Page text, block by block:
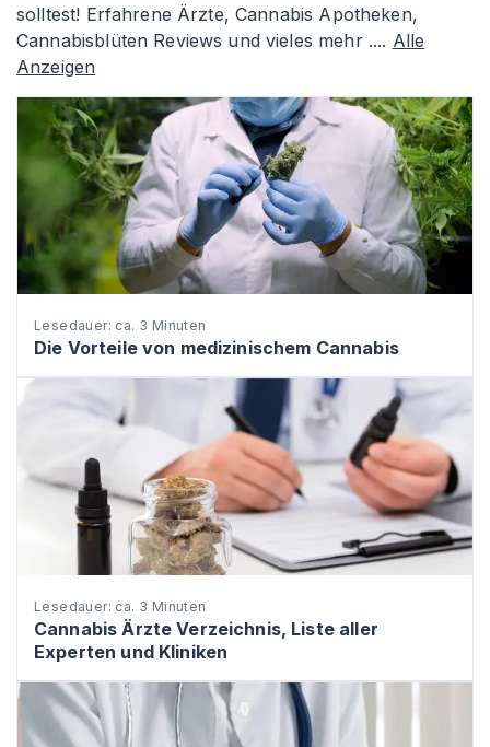
solltest! Erfahrene Ärzte, Cannabis Apotheken,
Cannabisblüten Reviews und vieles mehr .... Alle
Anzeigen
Lesedauer: ca. 3 Minuten
Die Vorteile von medizinischem Cannabis
Lesedauer: ca. 3 Minuten
Cannabis Ärzte Verzeichnis, Liste aller
Experten und Kliniken